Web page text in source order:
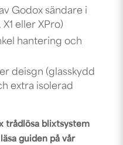
Godox sändare i
, X1 eller XPro)
hantering och
deisgn (glasskydd
extra isolerad
trådlösa blixtsystem
guiden på vår